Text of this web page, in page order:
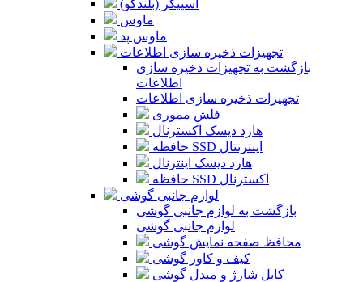
اسپیکر (بلندگو)
ماوس
ماوس پد
تجهیزات ذخیره سازی اطلاعات
بازگشت به تجهیزات ذخیره سازی
اطلاعات
تجهیزات ذخیره سازی اطلاعات
فلش مموری
هارد دیسک اکسترنال
حافظه SSD اینترنتال
هارد دیسک اینترنال
حافظه SSD اکسترنال
لوازم جانبی گوشی
بازگشت به لوازم جانبی گوشی
لوازم جانبی گوشی
محافظ صفحه نمایش گوشی
کیف و کاور گوشی
کابل شارژ و مبدل گوشی